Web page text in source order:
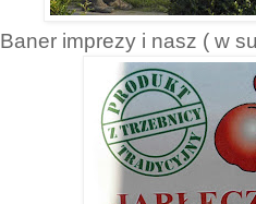
Baner imprezy i nasz ( w